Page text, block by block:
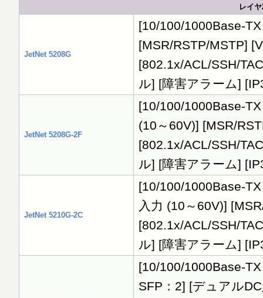
レイ
JetNet 5208G
[10/100/1000Base-
[MSR/RSTP/MSTP]
[802.1x/ACL/SSH/
ル] [障害アラーム]
JetNet 5208G-2F
[10/100/1000Base-
(10～60V)] [MSR/
[802.1x/ACL/SSH/
ル] [障害アラーム]
JetNet 5210G-2C
[10/100/1000Base-
入力 (10～60V)]
[802.1x/ACL/SSH/
ル] [障害アラーム]
[10/100/1000Base-
SFP：2] [デュアル